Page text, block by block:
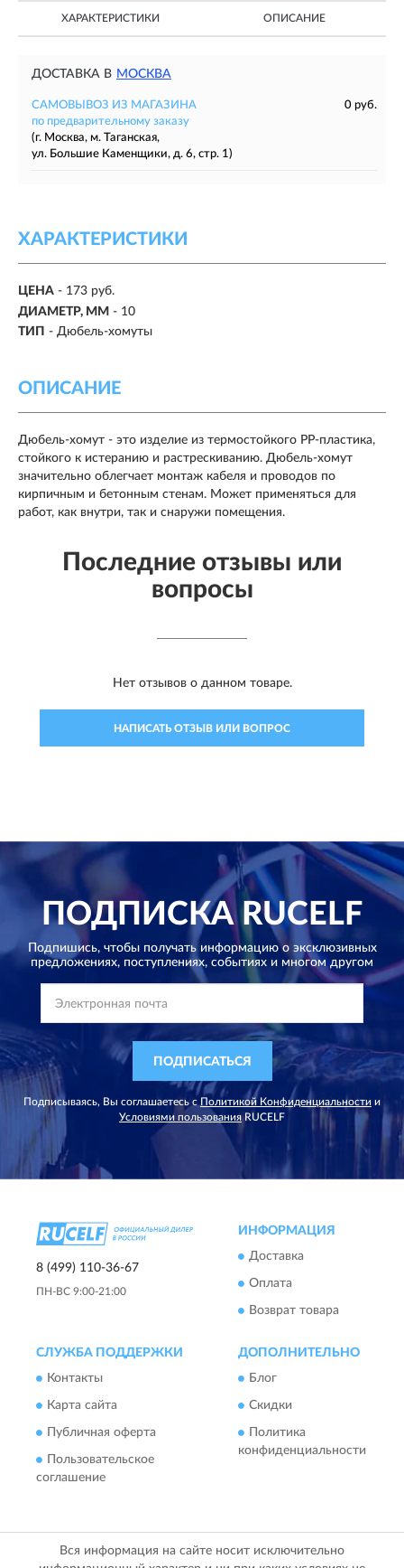
ХАРАКТЕРИСТИКИ ОПИСАНИЕ
ДОСТАВКА В МОСКВА
САМОВЫВОЗ ИЗ МАГАЗИНА
0 руб.
по предварительному заказу
(г. Москва, м. Таганская,
ул. Большие Каменщики, д. 6, стр. 1)
ХАРАКТЕРИСТИКИ
ЦЕНА - 173 руб.
ДИАМЕТР, ММ - 10
ТИП - Дюбель-хомуты
ОПИСАНИЕ
Дюбель-хомут - это изделие из термостойкого РР-пластика,
стойкого к истеранию и растрескиванию. Дюбель-хомут
значительно облегчает монтаж кабеля и проводов по
кирпичным и бетонным стенам. Может применяться для
работ, как внутри, так и снаружи помещения.
Последние отзывы или
вопросы
Нет отзывов о данном товаре.
НАПИСАТЬ ОТЗЫВ ИЛИ ВОПРОС
ПОДПИСКАRUCELF
Подпишись, чтобы получать информацию о эксклюзивных
предложениях, поступлениях, событиях и многом другом
ПОДПИСАТЬСЯ
Подписываясь, Вы соглашаетесь с Политикой Конфиденциальности и
Условиями пользованияRUCELF
8 (499) 110-36-67
ПН-ВС 9:00-21:00
ИНФОРМАЦИЯ
Доставка
Оплата
Возврат товара
СЛУЖБА ПОДДЕРЖКИ
Контакты
Карта сайта
Публичная оферта
Пользовательское
соглашение
ДОПОЛНИТЕЛЬНО
Блог
Скидки
Политика
конфиденциальности
Вся информация на сайте носит исключительно